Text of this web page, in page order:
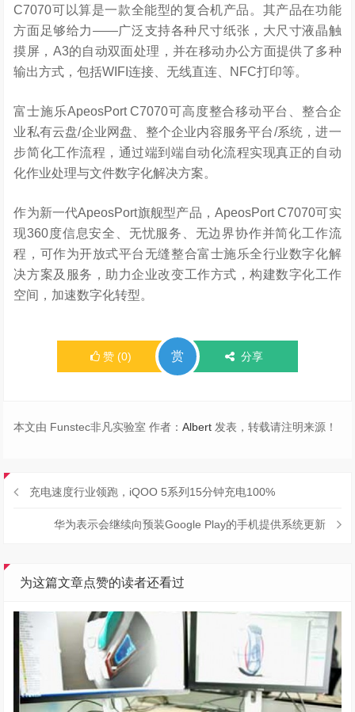
C7070可以算是一款全能型的复合机产品。其产品在功能
方面足够给力——广泛支持各种尺寸纸张，大尺寸液晶触
摸屏，A3的自动双面处理，并在移动办公方面提供了多种
输出方式，包括WIFI连接、无线直连、NFC打印等。
富士施乐ApeosPort C7070可高度整合移动平台、整合企
业私有云盘/企业网盘、整个企业内容服务平台/系统，进一
步简化工作流程，通过端到端自动化流程实现真正的自动
化作业处理与文件数字化解决方案。
作为新一代ApeosPort旗舰型产品，ApeosPort C7070可实
现360度信息安全、无忧服务、无边界协作并简化工作流
程，可作为开放式平台无缝整合富士施乐全行业数字化解
决方案及服务，助力企业改变工作方式，构建数字化工作
空间，加速数字化转型。
赞 (0) 赏 分享
本文由 Funstec非凡实验室 作者：Albert 发表，转载请注明来源！
充电速度行业领跑，iQOO 5系列15分钟充电100%
华为表示会继续向预装Google Play的手机提供系统更新
为这篇文章点赞的读者还看过